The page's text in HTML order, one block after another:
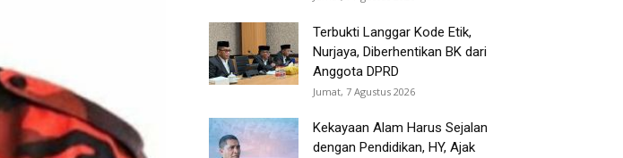
Terbukti Langgar Kode Etik,
Nurjaya, Diberhentikan BK dari
Anggota DPRD
Jumat, 7 Agustus 2026
Kekayaan Alam Harus Sejalan
dengan Pendidikan, HY, Ajak